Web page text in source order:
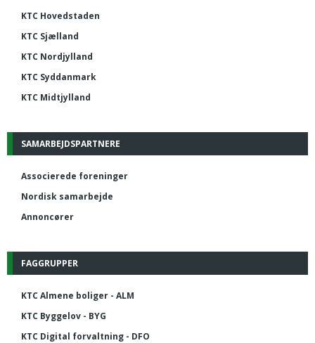
KTC Hovedstaden
KTC Sjælland
KTC Nordjylland
KTC Syddanmark
KTC Midtjylland
SAMARBEJDSPARTNERE
Associerede foreninger
Nordisk samarbejde
Annoncører
FAGGRUPPER
KTC Almene boliger - ALM
KTC Byggelov - BYG
KTC Digital forvaltning - DFO